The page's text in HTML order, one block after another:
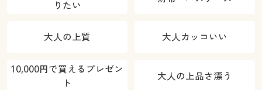
りたい
大人の上質 大人カッコいい
10,000円で買えるプレゼン
ト
大人の上品さ漂う